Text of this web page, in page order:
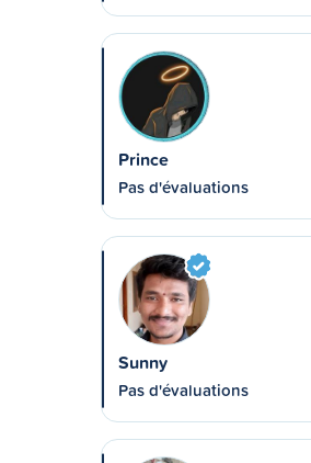
Prince
Pas d'évaluations
Sunny
Pas d'évaluations